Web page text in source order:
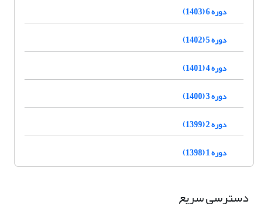
دوره 6 (1403)
دوره 5 (1402)
دوره 4 (1401)
دوره 3 (1400)
دوره 2 (1399)
دوره 1 (1398)
دسترسی سریع